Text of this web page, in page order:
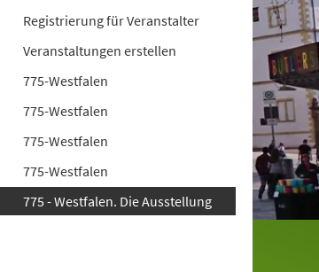
Registrierung für Veranstalter
Veranstaltungen erstellen
775-Westfalen
775-Westfalen
775-Westfalen
775-Westfalen
775 - Westfalen. Die Ausstellung